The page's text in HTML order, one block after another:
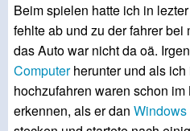
Beim spielen hatte ich in
fehlte ab und zu der fahrer
das Auto war nicht da oä.
Computerherunter und als ich
hochzufahren waren schon
erkennen, als er dan Windows